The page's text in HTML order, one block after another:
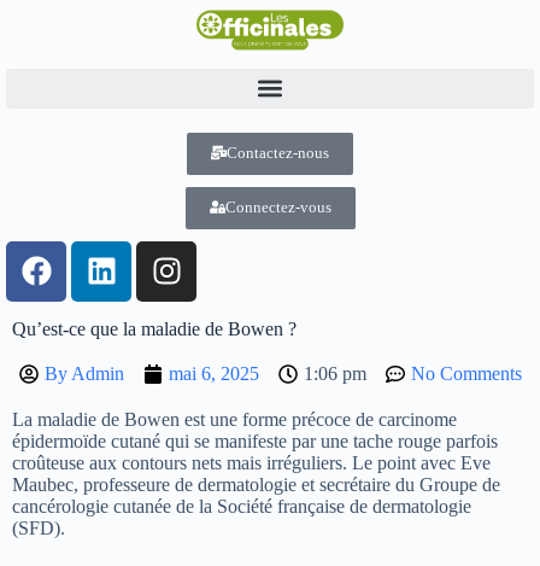
Contactez-nous
Connectez-vous
Qu’est-ce que la maladie de Bowen ?
ByAdmin mai 6, 2025 1:06 pm No Comments
La maladie de Bowen est une forme précoce de carcinome
épidermoïde cutané qui se manifeste par une tache rouge parfois
croûteuse aux contours nets mais irréguliers. Le point avec Eve
Maubec, professeure de dermatologie et secrétaire du Groupe de
cancérologie cutanée de la Société française de dermatologie
(SFD).